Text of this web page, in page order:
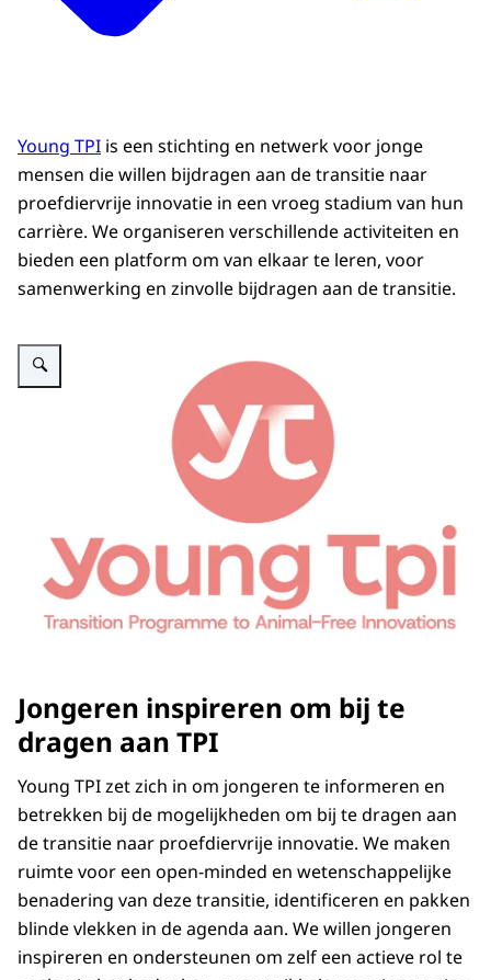
Young TPI is een stichting en netwerk voor jonge
mensen die willen bijdragen aan de transitie naar
proefdiervrije innovatie in een vroeg stadium van hun
carrière. We organiseren verschillende activiteiten en
bieden een platform om van elkaar te leren, voor
samenwerking en zinvolle bijdragen aan de transitie.
Vergroot afbeelding logo van Young TPI
Jongeren inspireren om bij te
dragen aan TPI
Young TPI zet zich in om jongeren te informeren en
betrekken bij de mogelijkheden om bij te dragen aan
de transitie naar proefdiervrije innovatie. We maken
ruimte voor een open-minded en wetenschappelijke
benadering van deze transitie, identificeren en pakken
blinde vlekken in de agenda aan. We willen jongeren
inspireren en ondersteunen om zelf een actieve rol te